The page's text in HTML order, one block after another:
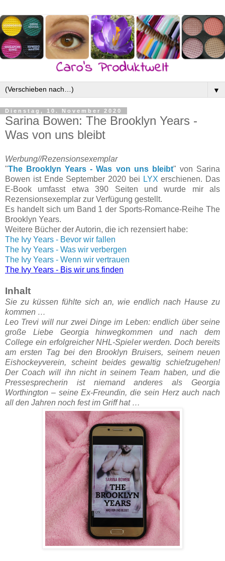
▼
Dienstag, 10. November 2020
Sarina Bowen: The Brooklyn Years -
Was von uns bleibt
Werbung//Rezensionsexemplar
"The Brooklyn Years - Was von uns bleibt" von Sarina
Bowen ist Ende September 2020 bei LYX erschienen. Das
E-Book umfasst etwa 390 Seiten und wurde mir als
Rezensionsexemplar zur Verfügung gestellt.
Es handelt sich um Band 1 der Sports-Romance-Reihe The
Brooklyn Years.
Weitere Bücher der Autorin, die ich rezensiert habe:
The Ivy Years - Bevor wir fallen
The Ivy Years - Was wir verbergen
The Ivy Years - Wenn wir vertrauen
The Ivy Years - Bis wir uns finden
Inhalt
Sie zu küssen fühlte sich an, wie endlich nach Hause zu
kommen …
Leo Trevi will nur zwei Dinge im Leben: endlich über seine
große Liebe Georgia hinwegkommen und nach dem
College ein erfolgreicher NHL-Spieler werden. Doch bereits
am ersten Tag bei den Brooklyn Bruisers, seinem neuen
Eishockeyverein, scheint beides gewaltig schiefzugehen!
Der Coach will ihn nicht in seinem Team haben, und die
Pressesprecherin ist niemand anderes als Georgia
Worthington – seine Ex-Freundin, die sein Herz auch nach
all den Jahren noch fest im Griff hat …